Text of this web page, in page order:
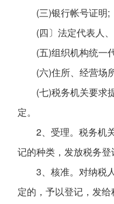
(三)银行帐号证明;
(四〕法定代表人
(五)组织机构统一
(六)住所、经营场
(七)税务机关要求
定。
2、受理。税务机
记的种类，发放税务
3、核准。对纳税
定的，予以登记，发